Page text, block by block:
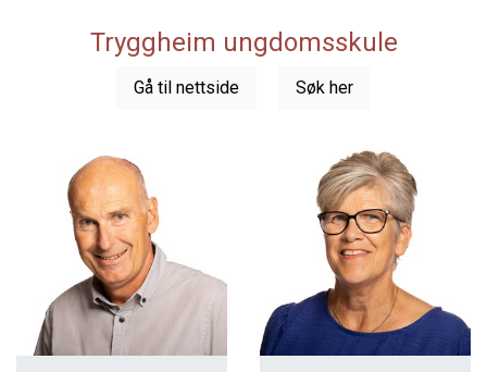
Tryggheim ungdomsskule
Gå til nettside Søk her